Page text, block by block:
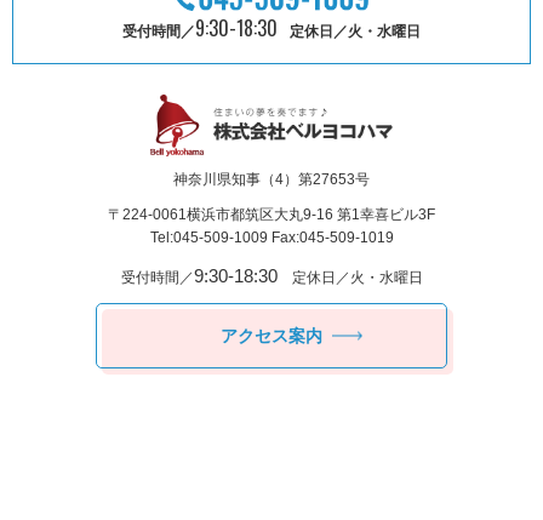
受付時間／9:30-18:30 定休日／火・水曜日
神奈川県知事（4）第27653号
〒224-0061横浜市都筑区⼤丸9-16 第1幸喜ビル3F
Tel:045-509-1009 Fax:045-509-1019
受付時間／9:30-18:30定休日／火・水曜日
アクセス案内